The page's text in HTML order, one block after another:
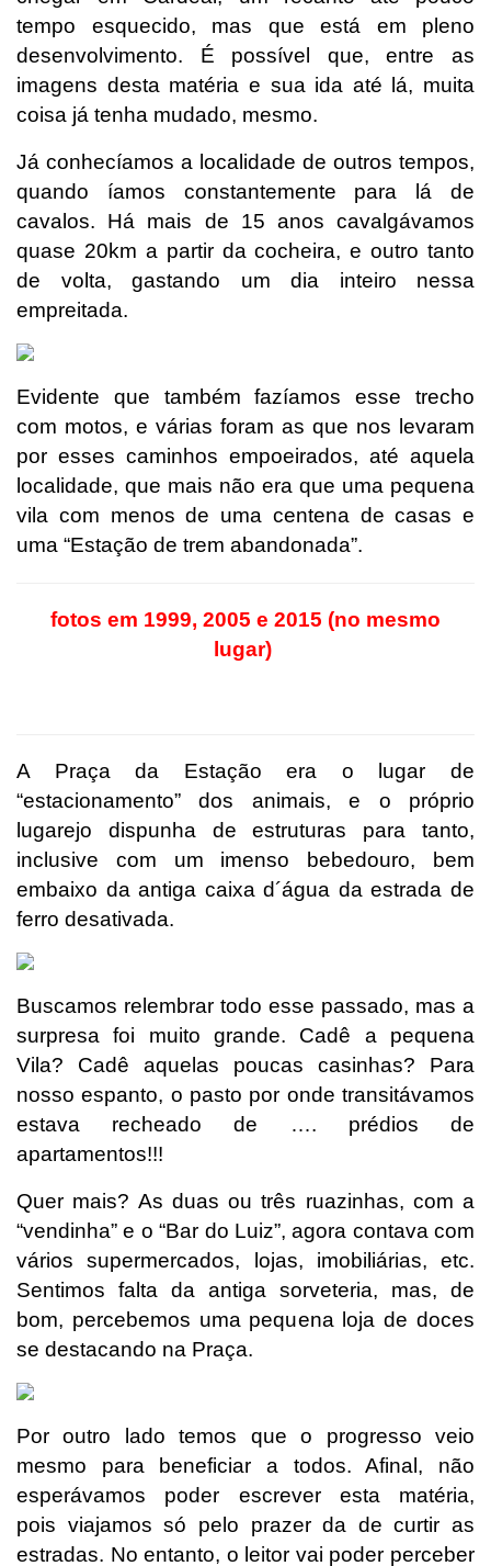
tempo esquecido, mas que está em pleno
desenvolvimento. É possível que, entre as
imagens desta matéria e sua ida até lá, muita
coisa já tenha mudado, mesmo.
Já conhecíamos a localidade de outros tempos,
quando íamos constantemente para lá de
cavalos. Há mais de 15 anos cavalgávamos
quase 20km a partir da cocheira, e outro tanto
de volta, gastando um dia inteiro nessa
empreitada.
Evidente que também fazíamos esse trecho
com motos, e várias foram as que nos levaram
por esses caminhos empoeirados, até aquela
localidade, que mais não era que uma pequena
vila com menos de uma centena de casas e
uma “Estação de trem abandonada”.
fotos em 1999, 2005 e 2015 (no mesmo
lugar)
A Praça da Estação era o lugar de
“estacionamento” dos animais, e o próprio
lugarejo dispunha de estruturas para tanto,
inclusive com um imenso bebedouro, bem
embaixo da antiga caixa d´água da estrada de
ferro desativada.
Buscamos relembrar todo esse passado, mas a
surpresa foi muito grande. Cadê a pequena
Vila? Cadê aquelas poucas casinhas? Para
nosso espanto, o pasto por onde transitávamos
estava recheado de …. prédios de
apartamentos!!!
Quer mais? As duas ou três ruazinhas, com a
“vendinha” e o “Bar do Luiz”, agora contava com
vários supermercados, lojas, imobiliárias, etc.
Sentimos falta da antiga sorveteria, mas, de
bom, percebemos uma pequena loja de doces
se destacando na Praça.
Por outro lado temos que o progresso veio
mesmo para beneficiar a todos. Afinal, não
esperávamos poder escrever esta matéria,
pois viajamos só pelo prazer da de curtir as
estradas. No entanto, o leitor vai poder perceber